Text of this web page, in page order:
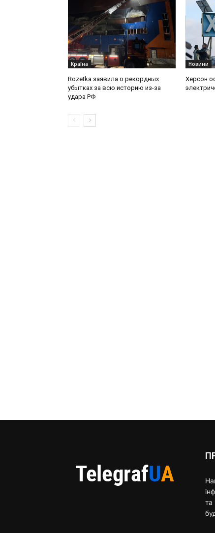
Країна
Rozetka заявила о рекордных
убытках за всю историю из-за
удара РФ
Новини
Херсон
та